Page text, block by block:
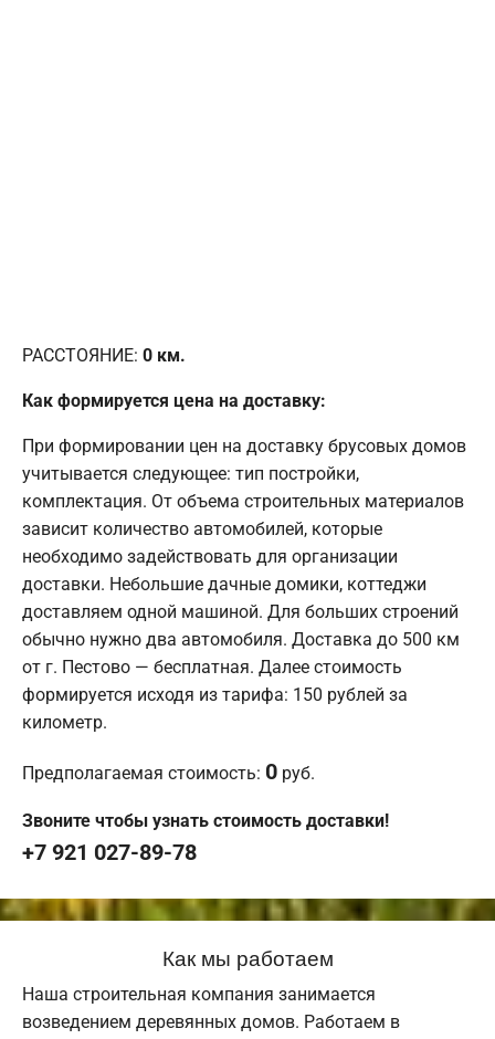
РАССТОЯНИЕ: 0 км.
Как формируется цена на доставку:
При формировании цен на доставку брусовых домов
учитывается следующее: тип постройки,
комплектация. От объема строительных материалов
зависит количество автомобилей, которые
необходимо задействовать для организации
доставки. Небольшие дачные домики, коттеджи
доставляем одной машиной. Для больших строений
обычно нужно два автомобиля. Доставка до 500 км
от г. Пестово — бесплатная. Далее стоимость
формируется исходя из тарифа: 150 рублей за
километр.
Предполагаемая стоимость: 0 руб.
Звоните чтобы узнать стоимость доставки!
+7 921 027-89-78
Как мы работаем
Наша строительная компания занимается
возведением деревянных домов. Работаем в